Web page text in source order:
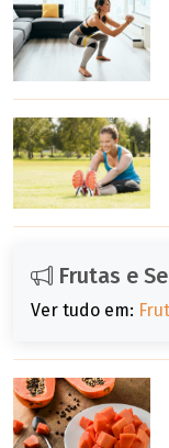
Frutas e
Ver tudo em: